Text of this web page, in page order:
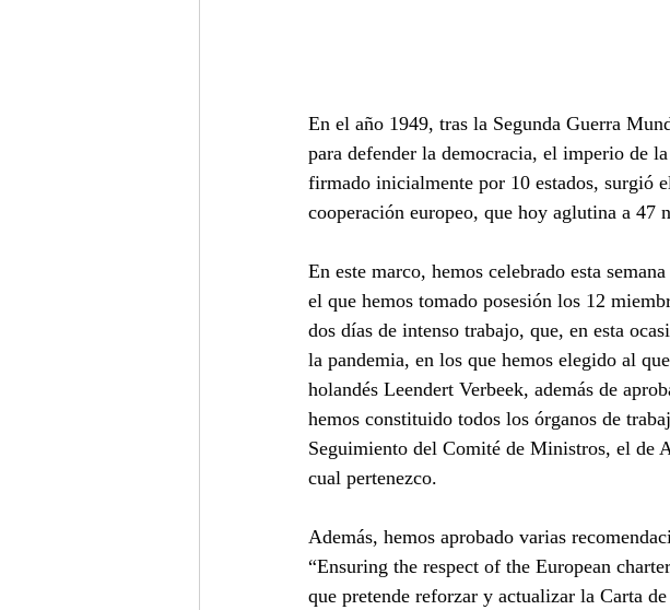
En el año 1949, tras la Segunda Guerra
para defender la democracia, el imperio de
firmado inicialmente por 10 estados, surgió
cooperación europeo, que hoy aglutina a 47
En este marco, hemos celebrado esta
el que hemos tomado posesión los 12
dos días de intenso trabajo, que, en esta
la pandemia, en los que hemos elegido al
holandés Leendert Verbeek, además de
hemos constituido todos los órganos de
Seguimiento del Comité de Ministros, el de
cual pertenezco.
Además, hemos aprobado varias
“Ensuring the respect of the European
que pretende reforzar y actualizar la Carta